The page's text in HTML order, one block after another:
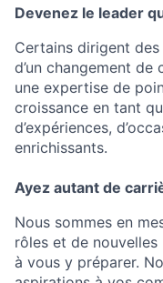
Devenez le leader
Certains dirigent
d’un changement de
une expertise de
croissance en tant
d’expériences,
enrichissants.
Ayez autant de
Nous sommes en
rôles et de
à vous y préparer.